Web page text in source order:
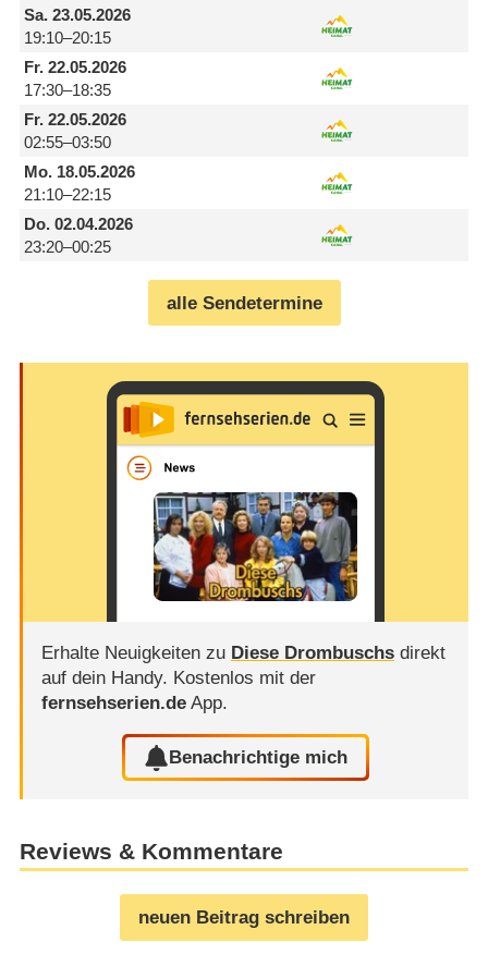
Sa.23.05.2026
19:10–20:15
Fr.22.05.2026
17:30–18:35
Fr.22.05.2026
02:55–03:50
Mo.18.05.2026
21:10–22:15
Do.02.04.2026
23:20–00:25
alle Sendetermine
Erhalte Neuigkeiten zu Diese Drombuschsdirekt
auf dein Handy. Kostenlos mit der
fernsehserien.deApp.
Benachrichtige mich
Reviews & Kommentare
neuen Beitrag schreiben